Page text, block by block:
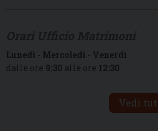
Lunedì - Mercoledì - Venerdì
dalle ore 9:30 alle ore 12:30
Vedi